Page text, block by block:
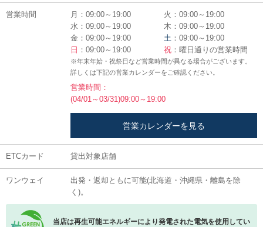
営業時間 月：09:00～19:00
火：09:00～19:00
水：09:00～19:00
木：09:00～19:00
金：09:00～19:00
土 ：09:00～19:00
日 ：09:00～19:00 祝 ：曜日通りの営業時間
※年末年始・祝祭日など営業時間が異なる場合がございます。
詳しくは下記の営業カレンダーをご確認ください。
営業時間：
(04/01～03/31)09:00～19:00
営業カレンダーを見る
ETCカード 貸出対象店舗
ワンウェイ
出発・返却ともに可能(北海道・沖縄県・離島を除
く)。
当店は再生可能エネルギーにより発電された電気を使用してい